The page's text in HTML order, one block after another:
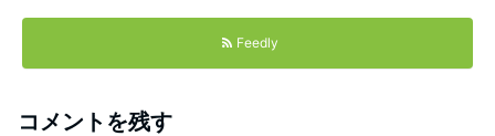
Feedly
コメントを残す